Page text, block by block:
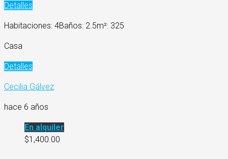
Detalles
Habitaciones: 4Baños: 2.5m²: 325
Casa
Detalles
Cecilia Gálvez
hace 6 años
En alquiler
$1,400.00